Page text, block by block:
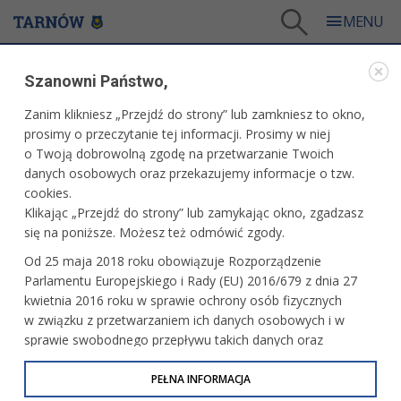
GALERIA - MIASTO 2007
Konferencja prasowa UMT
Witosowe zaduszki w Wierzchosławicach
Podsumowanie projektu "Patron mojej
szkoły"
Szanowni Państwo,
Zanim klikniesz „Przejdź do strony” lub zamkniesz to okno,
prosimy o przeczytanie tej informacji. Prosimy w niej
o Twoją dobrowolną zgodę na przetwarzanie Twoich
danych osobowych oraz przekazujemy informacje o tzw.
cookies.
Klikając „Przejdź do strony” lub zamykając okno, zgadzasz
się na poniższe. Możesz też odmówić zgody.
Od 25 maja 2018 roku obowiązuje Rozporządzenie
Parlamentu Europejskiego i Rady (EU) 2016/679 z dnia 27
kwietnia 2016 roku w sprawie ochrony osób fizycznych
w związku z przetwarzaniem ich danych osobowych i w
sprawie swobodnego przepływu takich danych oraz
uchylenia dyrektywy 95/46/WE (określane jako RODO, GDPR
lub Ogólne Rozporządzenie o Ochronie Danych
PEŁNA INFORMACJA